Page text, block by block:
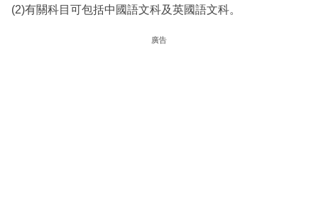
(2)有關科目可包括中國語文科及英國語文科。
廣告